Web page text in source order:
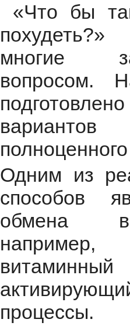
«Что бы
многие
вопросом.
Одним из
способов
обмена
например,
процессы.